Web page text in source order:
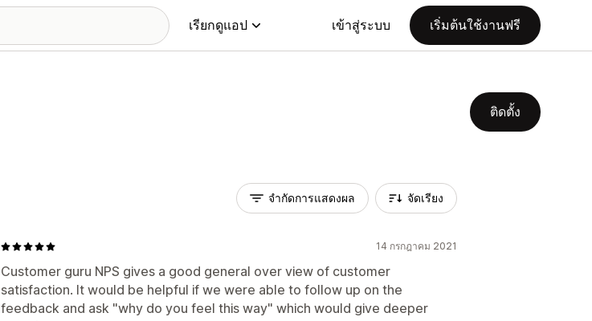
เรียกดูแอป เข้าสู่ระบบ เริ่มต้นใช้งานฟรี
ติดตั้ง
จำกัดการแสดงผล จัดเรียง
14 กรกฎาคม 2021
Customer guru NPS gives a good general over view of customer
satisfaction. It would be helpful if we were able to follow up on the
feedback and ask "why do you feel this way" which would give deeper